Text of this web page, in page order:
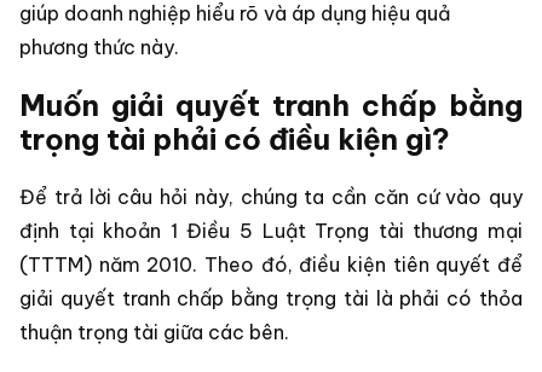
giúp doanh nghiệp hiểu rõ và áp dụng hiệu quả
phương thức này.
Muốn giải quyết tranh chấp bằng
trọng tài phải có điều kiện gì?
Để trả lời câu hỏi này, chúng ta cần căn cứ vào quy
định tại khoản 1 Điều 5 Luật Trọng tài thương mại
(TTTM) năm 2010. Theo đó, điều kiện tiên quyết để
giải quyết tranh chấp bằng trọng tài là phải có thỏa
thuận trọng tài giữa các bên.